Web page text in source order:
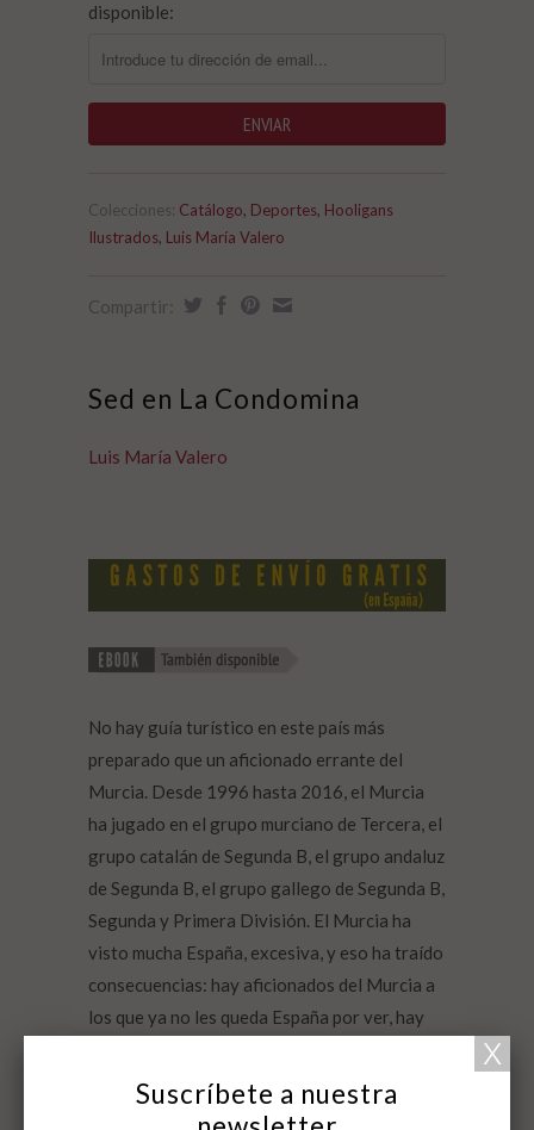
disponible:
Colecciones: Catálogo, Deportes, Hooligans
Ilustrados, Luis María Valero
Compartir:
Sed en La Condomina
Luis María Valero
No hay guía turístico en este país más
preparado que un aficionado errante del
Murcia. Desde 1996 hasta 2016, el Murcia
ha jugado en el grupo murciano de Tercera, el
grupo catalán de Segunda B, el grupo andaluz
de Segunda B, el grupo gallego de Segunda B,
Segunda y Primera División. El Murcia ha
visto mucha España, excesiva, y eso ha traído
consecuencias: hay aficionados del Murcia a
los que ya no les queda España por ver, hay
todas las casillas.
Suscríbete a nuestra